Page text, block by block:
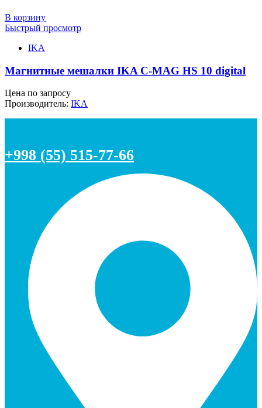
В корзину
Быстрый просмотр
IKA
Магнитные мешалки IKA C-MAG HS 10 digital
Цена по запросу
Производитель: IKA
+998 (55) 515-77-66